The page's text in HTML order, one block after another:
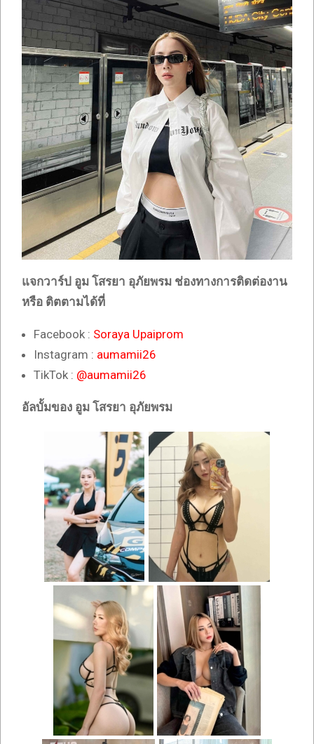
แจกวาร์ป อูม โสรยา อุภัยพรม ช่องทางการติดต่องาน
หรือ ติตตามได้ที่
Facebook : Soraya Upaiprom
Instagram : aumamii26
TikTok : @aumamii26
อัลบั้มของ อูม โสรยา อุภัยพรม